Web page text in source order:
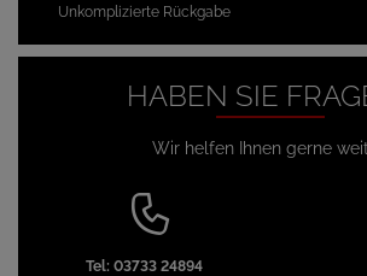
Unkomplizierte Rückgabe
HABEN SIE
Wir helfen Ihnen gerne
Tel: 03733 24894